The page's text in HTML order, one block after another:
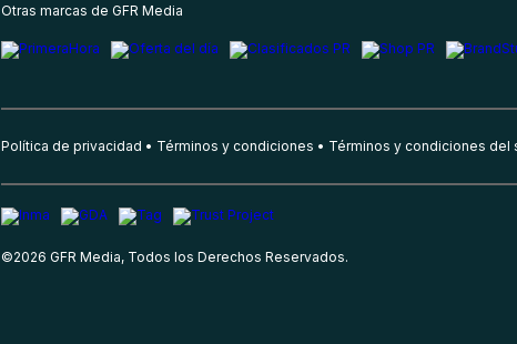
Otras marcas de GFR Media
Política de privacidad Términos y condiciones Términos y condiciones del
©2026 GFR Media, Todos los Derechos Reservados.